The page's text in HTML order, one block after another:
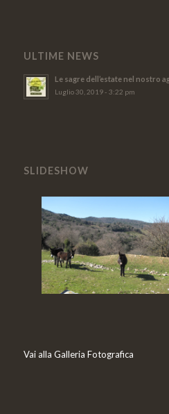
ULTIME NEWS
Le sagre dell’estate nel nostro
Luglio 30, 2019 - 3:22 pm
SLIDESHOW
Vai alla Galleria Fotografica